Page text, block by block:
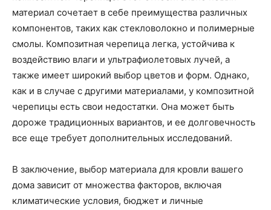
материал сочетает в себе преимущества различных
компонентов, таких как стекловолокно и полимерные
смолы. Композитная черепица легка, устойчива к
воздействию влаги и ультрафиолетовых лучей, а
также имеет широкий выбор цветов и форм. Однако,
как и в случае с другими материалами, у композитной
черепицы есть свои недостатки. Она может быть
дороже традиционных вариантов, и ее долговечность
все еще требует дополнительных исследований.
В заключение, выбор материала для кровли вашего
дома зависит от множества факторов, включая
климатические условия, бюджет и личные